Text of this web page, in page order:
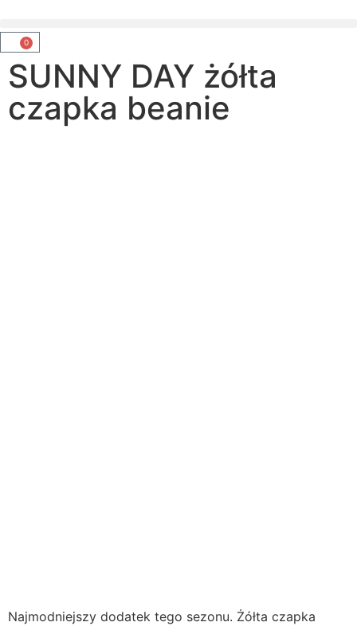
0
SUNNY DAY żółta
czapka beanie
Najmodniejszy dodatek tego sezonu. Żółta czapka